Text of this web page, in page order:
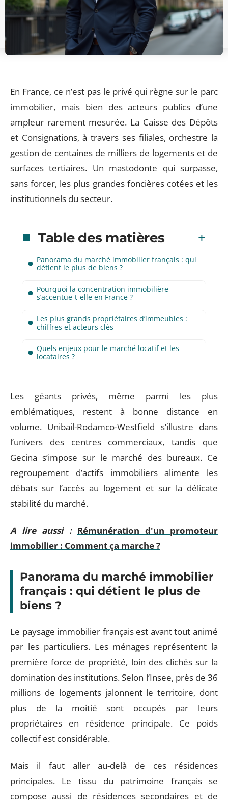
En France, ce n’est pas le privé qui règne sur le parc
immobilier, mais bien des acteurs publics d’une
ampleur rarement mesurée. La Caisse des Dépôts
et Consignations, à travers ses filiales, orchestre la
gestion de centaines de milliers de logements et de
surfaces tertiaires. Un mastodonte qui surpasse,
sans forcer, les plus grandes foncières cotées et les
institutionnels du secteur.
Table des matières
Panorama du marché immobilier français : qui
détient le plus de biens ?
Pourquoi la concentration immobilière
s’accentue-t-elle en France ?
Les plus grands propriétaires d’immeubles :
chiffres et acteurs clés
Quels enjeux pour le marché locatif et les
locataires ?
Les géants privés, même parmi les plus
emblématiques, restent à bonne distance en
volume. Unibail-Rodamco-Westfield s’illustre dans
l’univers des centres commerciaux, tandis que
Gecina s’impose sur le marché des bureaux. Ce
regroupement d’actifs immobiliers alimente les
débats sur l’accès au logement et sur la délicate
stabilité du marché.
A lire aussi : Rémunération d'un promoteur
immobilier : Comment ça marche ?
Panorama du marché immobilier
français : qui détient le plus de
biens ?
Le paysage immobilier français est avant tout animé
par les particuliers. Les ménages représentent la
première force de propriété, loin des clichés sur la
domination des institutions. Selon l’Insee, près de 36
millions de logements jalonnent le territoire, dont
plus de la moitié sont occupés par leurs
propriétaires en résidence principale. Ce poids
collectif est considérable.
Mais il faut aller au-delà de ces résidences
principales. Le tissu du patrimoine français se
compose aussi de résidences secondaires et de